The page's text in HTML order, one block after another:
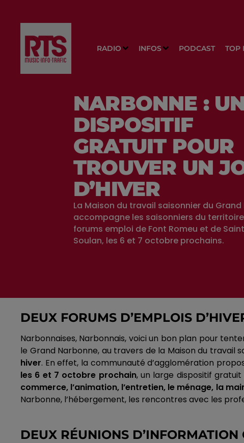
RADIO INFOS PODCAST TOP
NARBONNE :
DISPOSITIF
GRATUIT POUR
TROUVER UN
D’HIVER
La Maison du travail saisonnier du
accompagne les saisonniers du
forums emploi de Font Romeu et de
Soulan, les 6 et 7 octobre prochains.
DEUX FORUMS D’EMPLOIS
Narbonnaises, Narbonnais, voici un bon plan pour
le Grand Narbonne, au travers de la Maison du travail
hiver. En effet, la communauté d’agglomération
les 6 et 7 octobre prochain, un large dispositif
commerce, l’animation, l’entretien, le ménage, la
Narbonne, l’hébergement, les rencontres avec les
DEUX RÉUNIONS